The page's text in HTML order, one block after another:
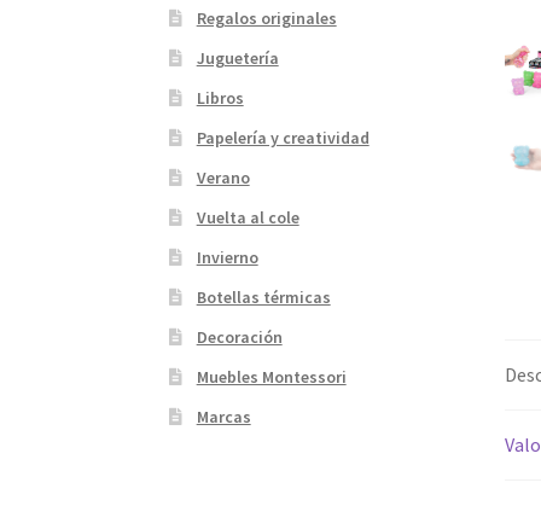
Regalos originales
Juguetería
Libros
Papelería y creatividad
Verano
Vuelta al cole
Invierno
Botellas térmicas
Decoración
Muebles Montessori
Marcas